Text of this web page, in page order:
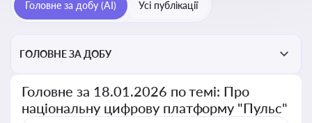
Головне за добу (AI) Усі публікації
ГОЛОВНЕ ЗА ДОБУ
Головне за 18.01.2026 по темі: Про
національну цифрову платформу "Пульс"